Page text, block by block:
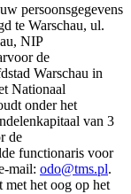
persoonsgegevens
te Warschau, ul.
NIP
de
Warschau in
Nationaal
onder het
van 3
de
functionaris voor
mail: odo@tms.pl.
het oog op het